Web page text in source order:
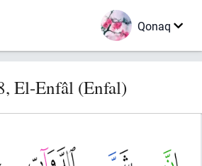
Qonaq
El-Enfâl (Enfal)